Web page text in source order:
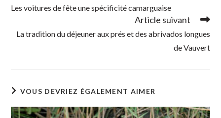
articles
Les voitures de fête une spécificité camarguaise
Article suivant
La tradition du déjeuner aux prés et des abrivados longues
de Vauvert
VOUS DEVRIEZ ÉGALEMENT AIMER